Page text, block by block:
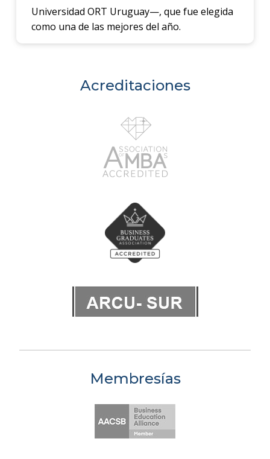
Universidad ORT Uruguay—, que fue elegida
como una de las mejores del año.
Acreditaciones
Membresías